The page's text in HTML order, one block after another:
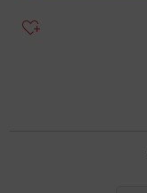
heart_plus